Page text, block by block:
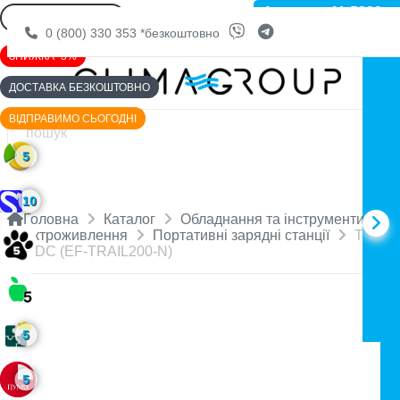
0 (800) 330 353 *безкоштовно
Головна Каталог
Обладнання та інструменти
Електроживлення
Портативні зарядні станції
TRAIL
200 DC (EF-TRAIL200-N)
Артикул: 11-5339
ЗНИЖКА -3%
ДОСТАВКА БЕЗКОШТОВНО
ВІДПРАВИМО СЬОГОДНІ
5
10
5
5